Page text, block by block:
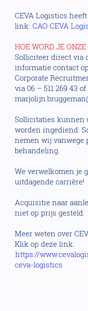
CEVA Logistics
link: CAO CEVA
HOE WORD JE
Solliciteer direct via
informatie contact
Corporate
via 06 – 511 269 43
Sollicitaties kunnen
worden ingediend.
nemen wij
behandeling.
We verwelkomen je
uitdagende carrière!
Acquisitie naar
niet op prijs gesteld.
Meer weten over
Klik op deze link:
https://
ceva-logistics